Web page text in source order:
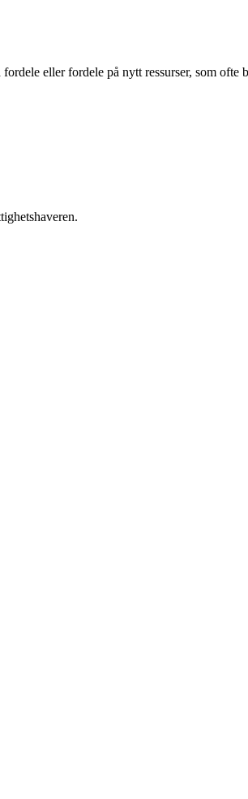
eller fordele på nytt ressurser, som ofte